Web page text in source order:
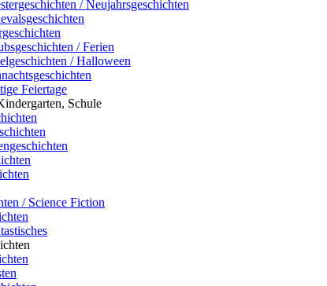
/ Neujahrsgeschichten
/ Ferien
/ Halloween
Feiertage
Schule
/ Science Fiction